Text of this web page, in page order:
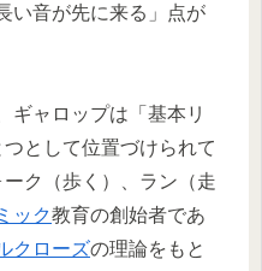
い音が先に来る」点が
ギャロップは「基本リ
として位置づけられて
ク（歩く）、ラン（走
ック教育の創始者であ
クローズの理論をもと